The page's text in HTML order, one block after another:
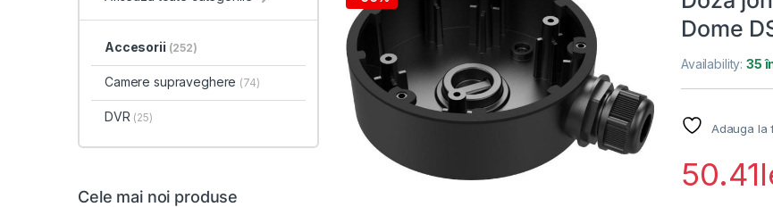
Dome
Availability:35
Adauga la
50.41
Accesorii (252)
Camere supraveghere (74)
DVR (25)
Cele mai noi produse